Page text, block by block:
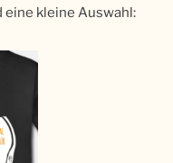
eine kleine Auswahl: